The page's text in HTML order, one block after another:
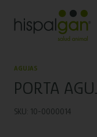
AGUJAS
PORTA
SKU: 10-0000014